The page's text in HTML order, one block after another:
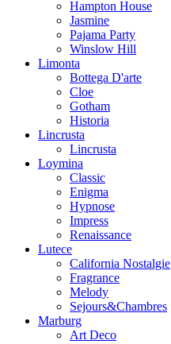
Hampton House
Jasmine
Pajama Party
Winslow Hill
Limonta
Bottega D'arte
Cloe
Gotham
Historia
Lincrusta
Lincrusta
Loymina
Classic
Enigma
Hypnose
Impress
Renaissance
Lutece
California Nostalgie
Fragrance
Melody
Sejours&Chambres
Marburg
Art Deco